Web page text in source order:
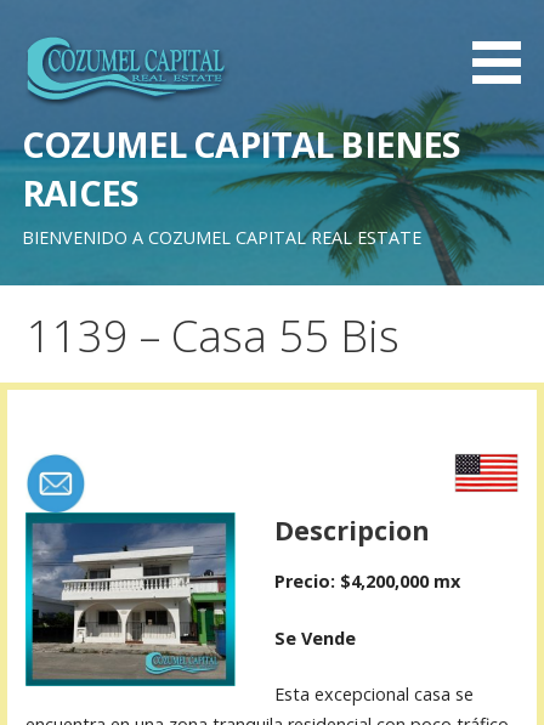
contenido
COZUMEL CAPITAL BIENES
RAICES
BIENVENIDO A COZUMEL CAPITAL REAL ESTATE
1139 – Casa 55 Bis
Descripcion
Precio: $4,200,000 mx
Se Vende
Esta excepcional casa se